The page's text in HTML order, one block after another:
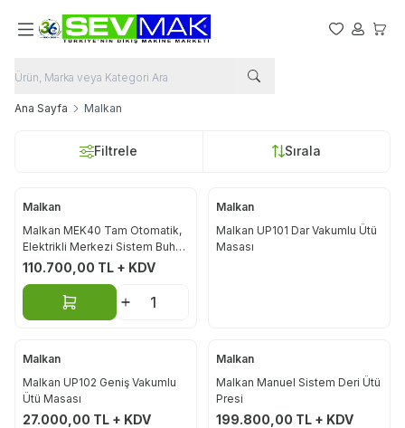
Favorilerim
Hesabım
Ana Sayfa Malkan
Filtrele Sırala
Malkan
Malkan MEK40 Tam Otomatik,
Elektrikli Merkezi Sistem Buhar
Jeneratörü 40 KW
110.700,00 TL + KDV
Sepete Ekle
Malkan
Malkan UP101 Dar Vakumlu Ütü
Masası
Malkan
Malkan UP102 Geniş Vakumlu
Ütü Masası
27.000,00 TL + KDV
Malkan
Malkan Manuel Sistem Deri Ütü
Presi
199.800,00 TL + KDV